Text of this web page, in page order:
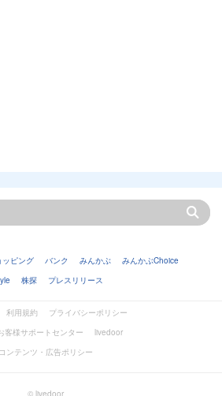
ッピング バンク みんかぶ
みんかぶChoice
株探 プレスリリース
利用規約
プライバシーポリシー
客様サポートセンター
livedoor
コンテンツ・広告ポリシー
© livedoor